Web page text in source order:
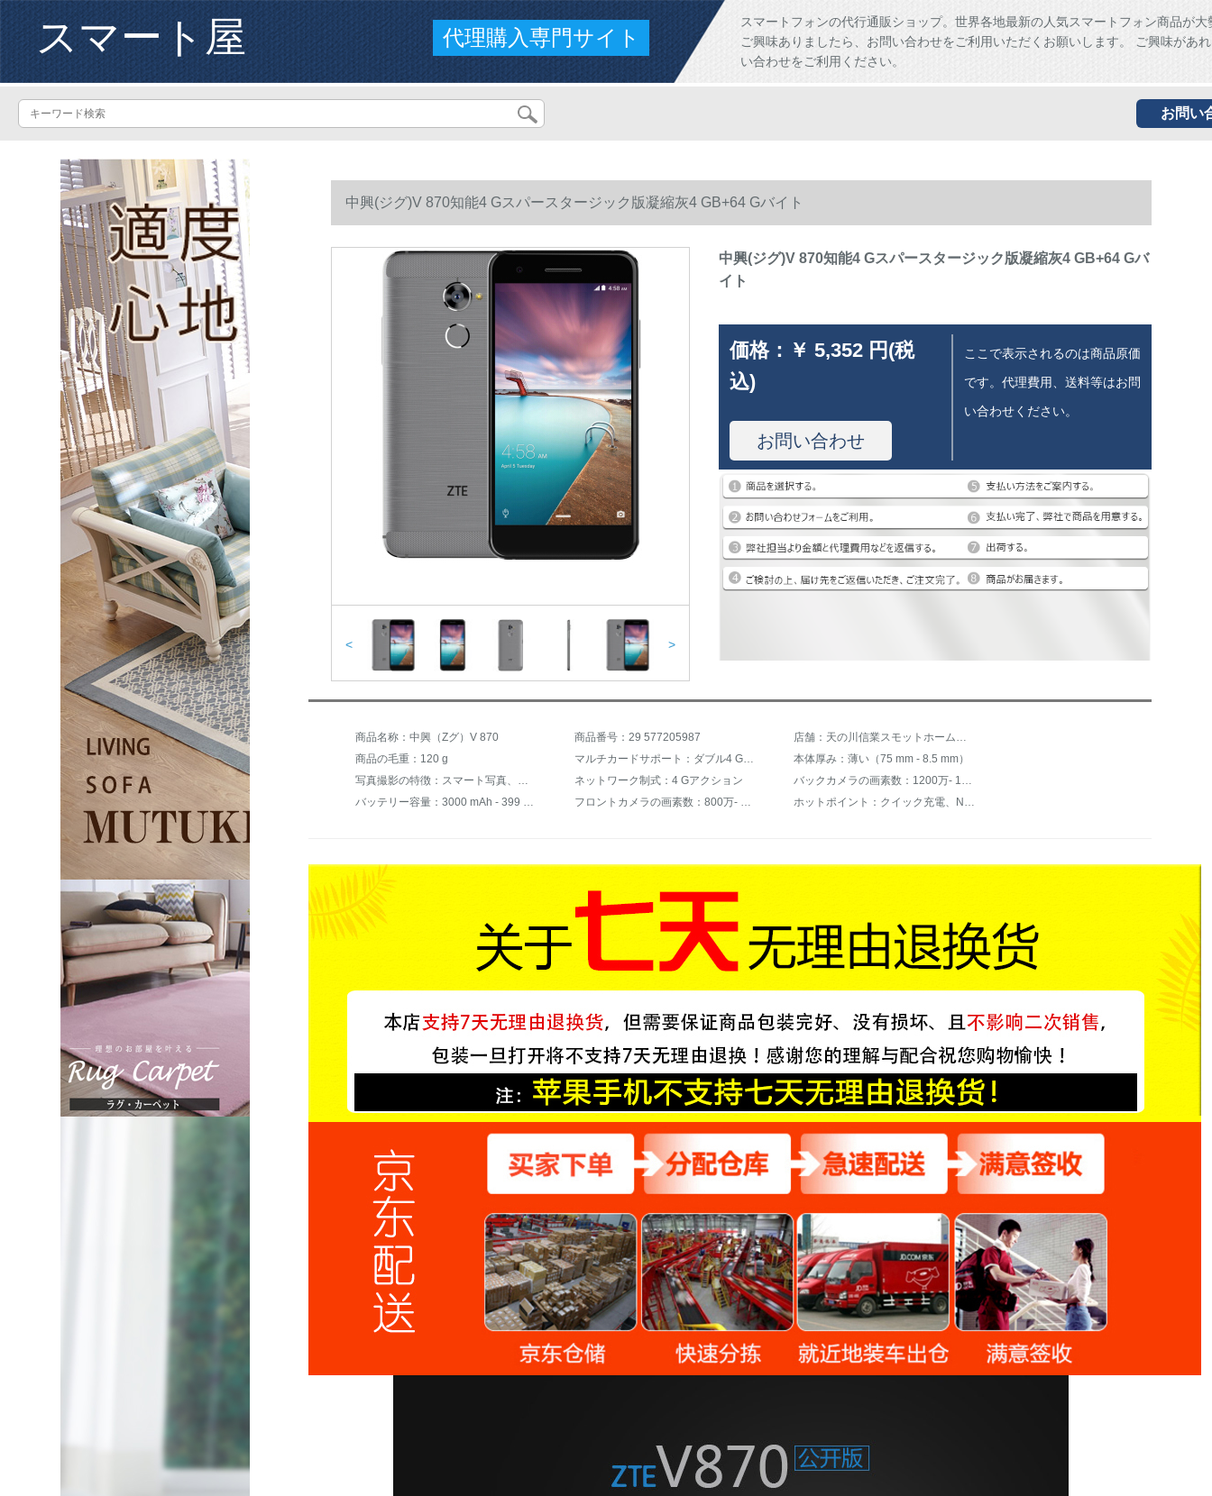
スマート屋 代理購入専門サイト
スマートフォンの代行通販ショップ。世界各地最新の人気スマートフォン商品が大
ご興味ありましたら、お問い合わせをご利用いただくお願いします。 ご興味があ
い合わせをご利用ください。
お問い
中興(ジグ)V 870知能4 Gスパースタージック版凝縮灰4 GB+64 Gバイト
< >
中興(ジグ)V 870知能4 Gスパースタージック版凝縮灰4 GB+64 Gバ
イト
価格： ￥ 5,352 円(税
込)
お問い合わせ
ここで表示されるのは商品原価
です。代理費用、送料等はお問
い合わせください。
商品名称：中興（Zグ）V 870 商品番号：29 577205987
店舗：天の川信業スモットホーム専門店
商品の毛重：120 g
マルチカードサポート：ダブル4 Gと同時に信単4 Gを受ける
本体厚み：薄い（75 mm - 8.5 mm）
写真撮影の特徴：スマート写真、光学ズーム
ネットワーク制式：4 Gアクション
バックカメラの画素数：1200万- 1999万
バッテリー容量：3000 mAh - 399 mAh
フロントカメラの画素数：800万- 1599万 ホットポイント：クイック充電、NFC機能